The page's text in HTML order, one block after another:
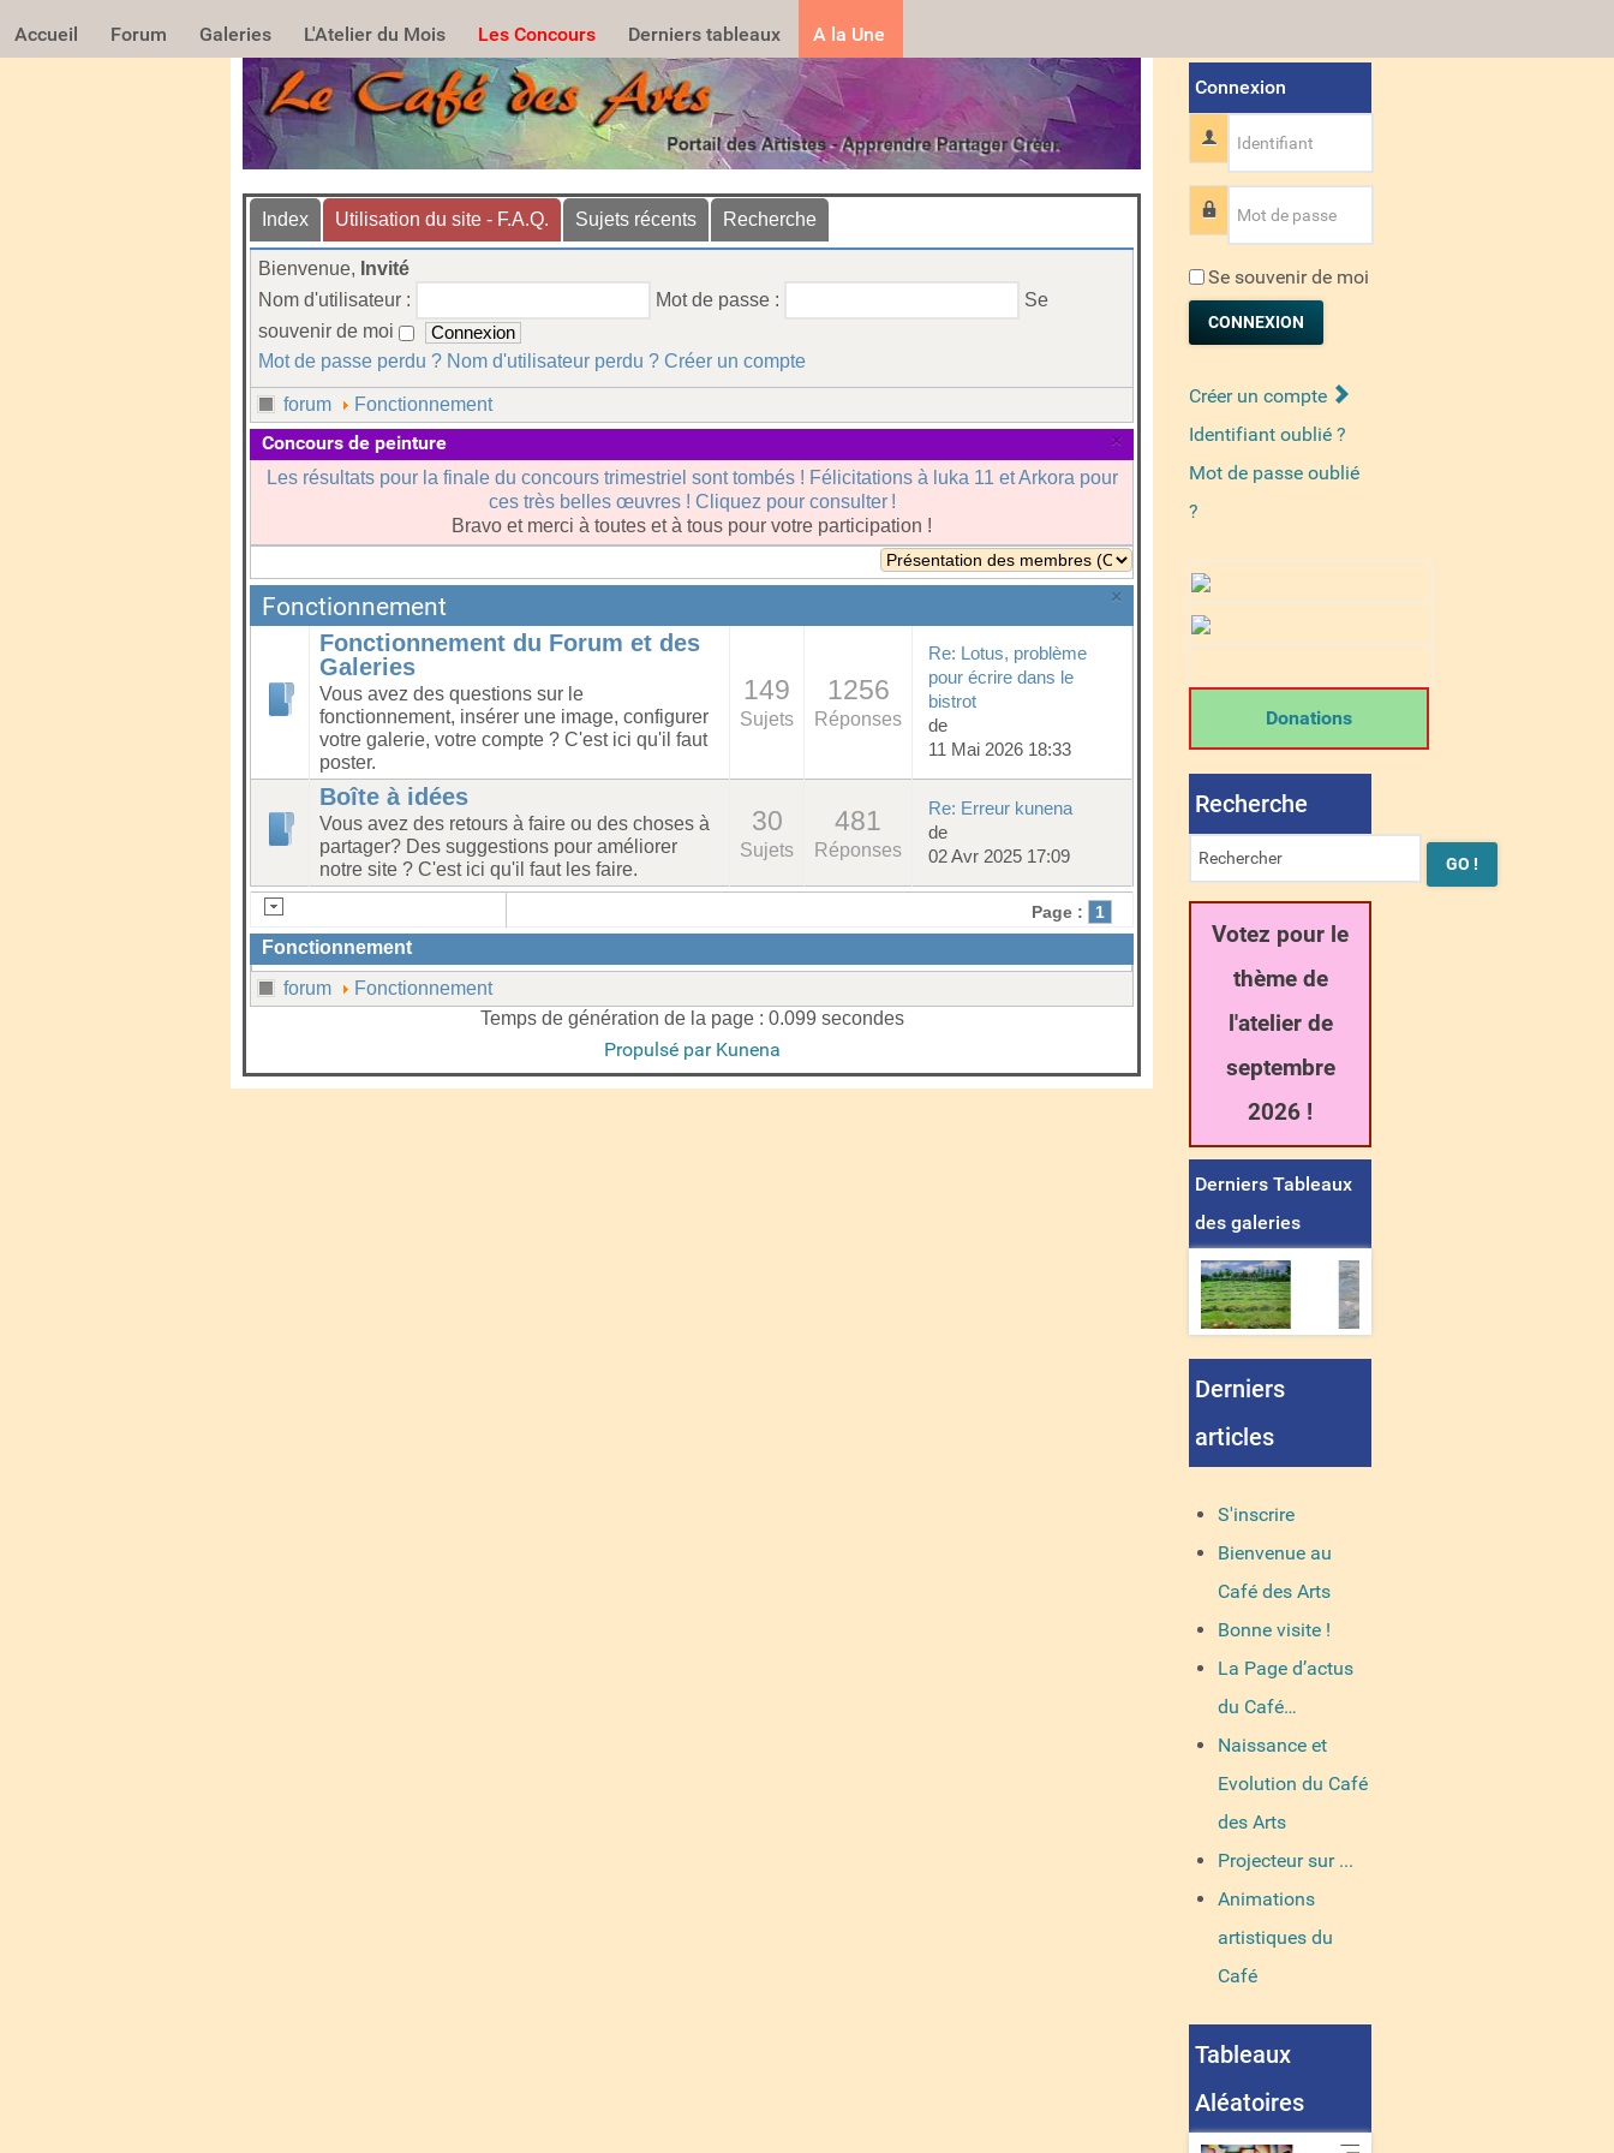
Accueil Forum Galeries L'Atelier du Mois Les Concours Derniers tableaux A la Une
Index Utilisation du site - F.A.Q. Sujets récents Recherche
Bienvenue, Invité
Nom d'utilisateur :
Mot de passe :
Se
souvenir de moi
Mot de passe perdu ? Nom d'utilisateur perdu ? Créer un compte
forum
Fonctionnement
×
Concours de peinture
Les résultats pour la finale du concours trimestriel sont tombés ! Félicitations à luka 11 et Arkora pour
ces très belles œuvres ! Cliquez pour consulter !
Bravo et merci à toutes et à tous pour votre participation !
×
Fonctionnement
Fonctionnement du Forum et des
Galeries
Vous avez des questions sur le
fonctionnement, insérer une image, configurer
votre galerie, votre compte ? C'est ici qu'il faut
poster.
149
Sujets
1256
Réponses
Re: Lotus, problème
pour écrire dans le
bistrot
de
11 Mai 2026 18:33
Boîte à idées
Vous avez des retours à faire ou des choses à
partager? Des suggestions pour améliorer
notre site ? C'est ici qu'il faut les faire.
30
Sujets
481
Réponses
Re: Erreur kunena
de
02 Avr 2025 17:09
Page : 1
Fonctionnement
forum
Fonctionnement
Temps de génération de la page : 0.099 secondes
Propulsé par Kunena
Connexion
Identifiant
Mot de passe
Se souvenir de moi
CONNEXION
Créer un compte
Identifiant oublié ?
Mot de passe oublié
?
Donations
Recherche
Votez pour le
thème de
l'atelier de
septembre
2026 !
Derniers Tableaux
des galeries
Derniers
articles
S'inscrire
Bienvenue au
Café des Arts
Bonne visite !
La Page d’actus
du Café…
Naissance et
Evolution du Café
des Arts
Projecteur sur ...
Animations
artistiques du
Café
Tableaux
Aléatoires